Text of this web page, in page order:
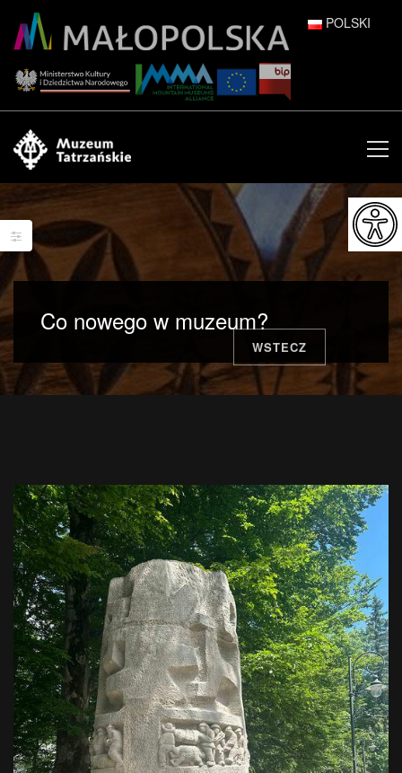
POLSKI
ENGLISH
ESPAÑOL
FRANÇAIS
ITALIANO
日本語
Co nowego w muzeum?
WSTECZ